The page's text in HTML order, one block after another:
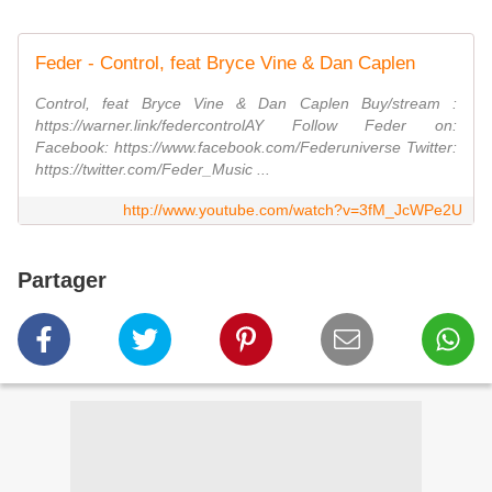
Feder - Control, feat Bryce Vine & Dan Caplen
Control, feat Bryce Vine & Dan Caplen Buy/stream :
https://warner.link/federcontrolAY Follow Feder on:
Facebook: https://www.facebook.com/Federuniverse Twitter:
https://twitter.com/Feder_Music ...
http://www.youtube.com/watch?v=3fM_JcWPe2U
Partager